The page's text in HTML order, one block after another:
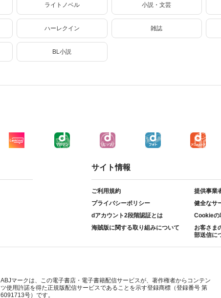
ライトノベル 小説・文芸
ハーレクイン 雑誌
BL小説
サイト情報
ご利用規約
提供事業
プライバシーポリシー
健全なサ
dアカウント2段階認証とは
Cookieの
海賊版に関する取り組みについて
お客さま
部送信に
ABJマークは、この電子書店・電子書籍配信サービスが、著作権者からコンテン
ツ使用許諾を得た正規版配信サービスであることを示す登録商標（登録番号 第
6091713号）です。